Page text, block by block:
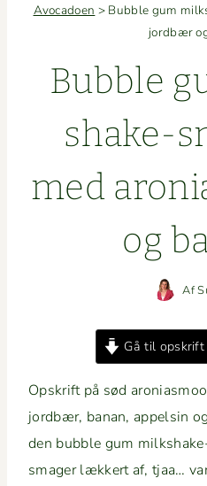
Avocadoen > Bubble gum
jordbær
Bub­ble
shake-
med
og
Af
Gå til opskrift
Opskrift på sød
jord­bær, banan, appelsin
den bub­ble gum
smager lækkert af, tjaa…